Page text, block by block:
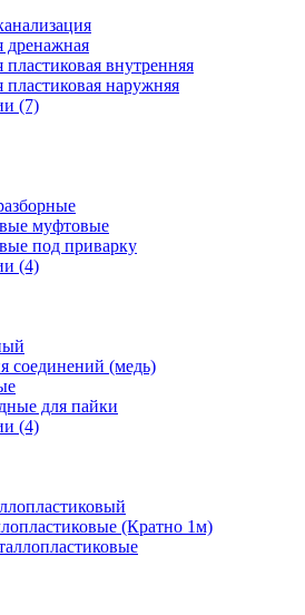
дренажная
внутренняя
пластиковая наружняя
(7)
муфтовые
под приварку
(4)
соединений (медь)
для пайки
(4)
(Кратно 1м)